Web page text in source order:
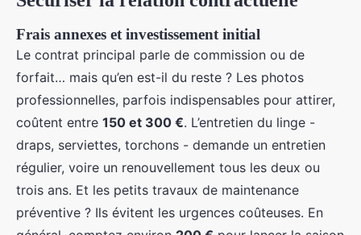
Frais annexes et investissement initial
Le contrat principal parle de commission ou de
forfait… mais qu’en est-il du reste ? Les photos
professionnelles, parfois indispensables pour attirer,
coûtent entre 150 et 300 €. L’entretien du linge -
draps, serviettes, torchons - demande un entretien
régulier, voire un renouvellement tous les deux ou
trois ans. Et les petits travaux de maintenance
préventive ? Ils évitent les urgences coûteuses. En